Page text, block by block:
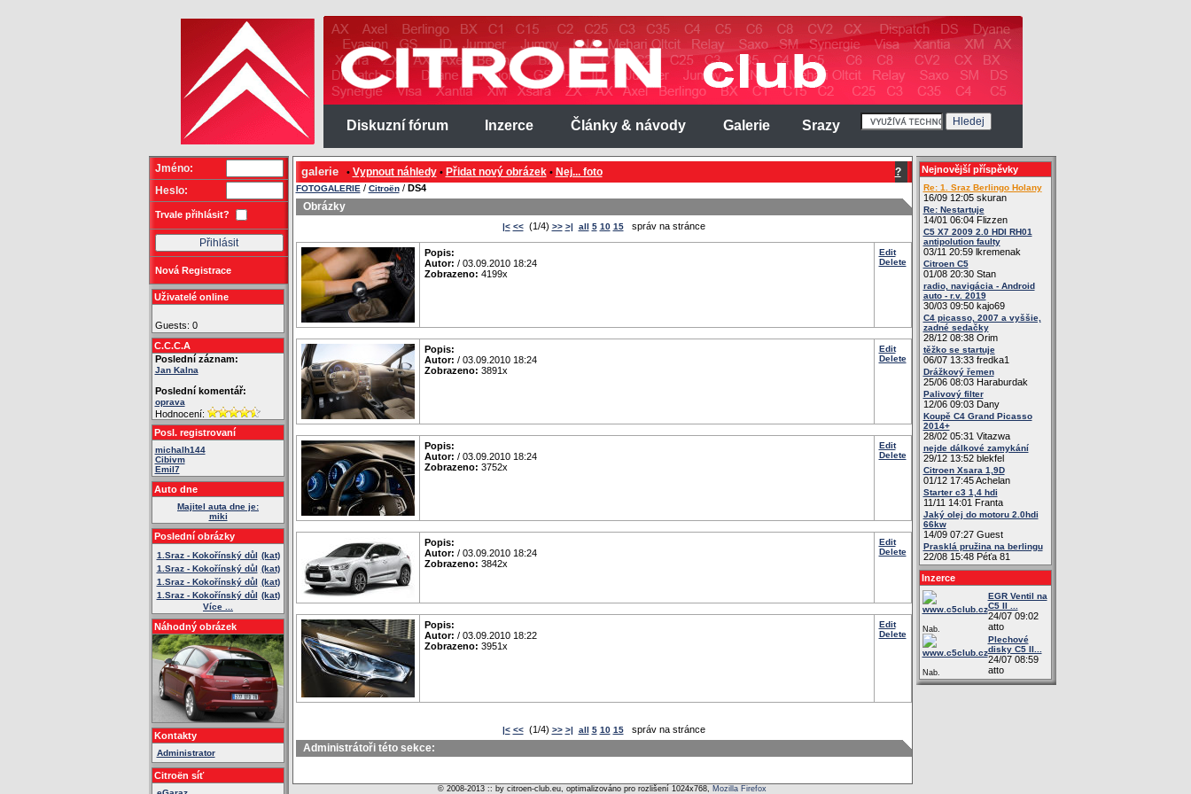
Diskuzní fórum Inzerce Články & návody Galerie Srazy
Jméno:
Heslo:
Trvale přihlásit?
Nová Registrace
Uživatelé online
Guests: 0
C.C.C.A
Poslední záznam:
Jan Kalna
Poslední komentář:
oprava
Hodnocení:
Posl. registrovaní
michalh144
Cibivm
Emil7
Auto dne
Majitel auta dne je:
miki
Poslední obrázky
1.Sraz - Kokořínský důl (kat)
1.Sraz - Kokořínský důl (kat)
1.Sraz - Kokořínský důl (kat)
1.Sraz - Kokořínský důl (kat)
Více ...
Náhodný obrázek
Kontakty
Administrator
Citroën síť
galerie• Vypnout náhledy• Přidat nový obrázek• Nej... foto ?
FOTOGALERIE / Citroën/ DS4
Obrázky
|< <<(1/4) >> >| all 5 10 15správ na stránce
Popis:
Autor: / 03.09.2010 18:24
Zobrazeno: 4199x
Edit
Delete
Popis:
Autor: / 03.09.2010 18:24
Zobrazeno: 3891x
Edit
Delete
Popis:
Autor: / 03.09.2010 18:24
Zobrazeno: 3752x
Edit
Delete
Popis:
Autor: / 03.09.2010 18:24
Zobrazeno: 3842x
Edit
Delete
Popis:
Autor: / 03.09.2010 18:22
Zobrazeno: 3951x
Edit
Delete
|< <<(1/4) >> >| all 5 10 15správ na stránce
Administrátoři této sekce:
© 2008-2013 :: by citroen-club.eu, optimalizováno pro rozlišení 1024x768, Mozilla Firefox
Nejnovější příspěvky
Re: 1. Sraz Berlingo Holany
16/09 12:05 skuran
Re: Nestartuje
14/01 06:04 Flizzen
C5 X7 2009 2.0 HDI RH01
antipolution faulty
03/11 20:59 lkremenak
Citroen C5
01/08 20:30 Stan
radio, navigácia - Android
auto - r.v. 2019
30/03 09:50 kajo69
C4 picasso, 2007 a vyššie,
zadné sedačky
28/12 08:38 Orim
těžko se startuje
06/07 13:33 fredka1
Drážkový řemen
25/06 08:03 Haraburdak
Palivový filter
12/06 09:03 Dany
Koupě C4 Grand Picasso
2014+
28/02 05:31 Vitazwa
nejde dálkové zamykání
29/12 13:52 blekfel
Citroen Xsara 1,9D
01/12 17:45 Achelan
Starter c3 1,4 hdi
11/11 14:01 Franta
Jaký olej do motoru 2.0hdi
66kw
14/09 07:27 Guest
Prasklá pružina na berlingu
22/08 15:48 Péťa 81
Inzerce
Nab.
EGR Ventil na
C5 II ...
24/07 09:02
atto
Nab.
Plechové
disky C5 II...
24/07 08:59
atto